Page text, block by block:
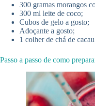
300 gramas morangos
300 ml leite de coco;
Cubos de gelo a gosto;
Adoçante a gosto;
1 colher de chá de
Passo a passo de como